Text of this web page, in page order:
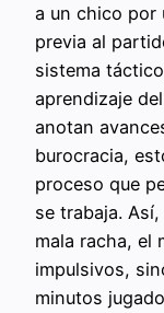
a un chico por
previa al
sistema
aprendizaje
anotan
burocracia,
proceso que
se trabaja.
mala racha, el
impulsivos,
minutos